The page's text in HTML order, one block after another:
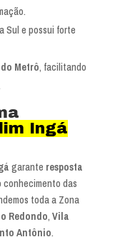
Sul e possui forte
Metrô, facilitando
Ingá
garante resposta
conhecimento das
toda a Zona
Redondo, Vila
Antônio.